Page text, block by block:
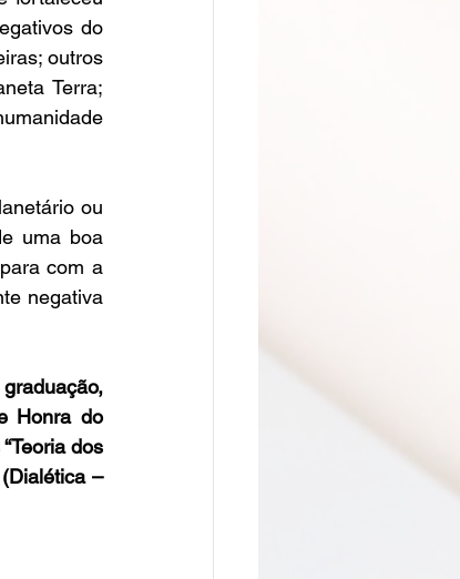
do
outros
Terra;
ou
uma boa
com a
negativa
Honra do
dos
–